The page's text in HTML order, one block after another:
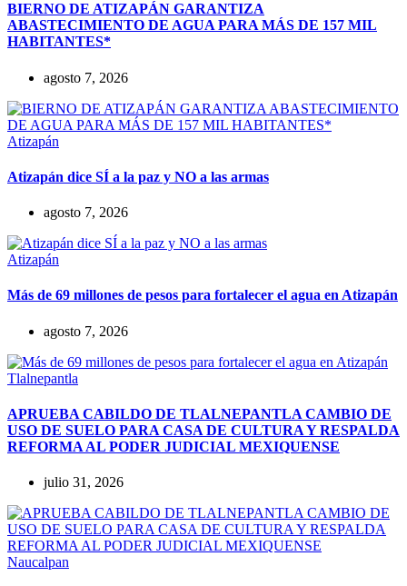
BIERNO DE ATIZAPÁN GARANTIZA
ABASTECIMIENTO DE AGUA PARA MÁS DE 157 MIL
HABITANTES*
agosto 7, 2026
Atizapán
Atizapán dice SÍ a la paz y NO a las armas
agosto 7, 2026
Atizapán
Más de 69 millones de pesos para fortalecer el agua en Atizapán
agosto 7, 2026
Tlalnepantla
APRUEBA CABILDO DE TLALNEPANTLA CAMBIO DE
USO DE SUELO PARA CASA DE CULTURA Y RESPALDA
REFORMA AL PODER JUDICIAL MEXIQUENSE
julio 31, 2026
Naucalpan